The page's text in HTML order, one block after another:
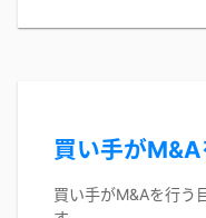
買い手が
買い手がM&Aを行う